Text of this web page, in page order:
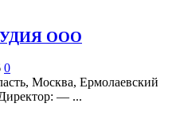
ООО
0
Москва, Ермолаевский
— ...